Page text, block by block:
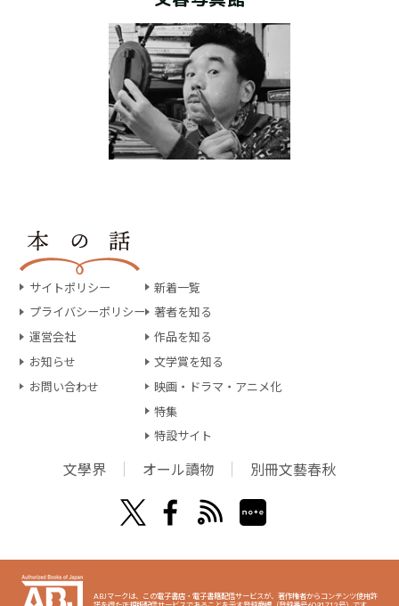
サイトポリシー
プライバシーポリシー
運営会社
お知らせ
お問い合わせ
新着一覧
著者を知る
作品を知る
文学賞を知る
映画・ドラマ・アニメ化
特集
特設サイト
文學界 オール讀物 別冊文藝春秋
ABJマークは、この電子書店・電子書籍配信サービスが、著作権者からコンテンツ使用許